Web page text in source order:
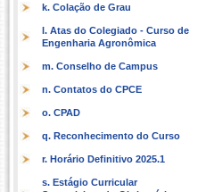
k. Colação de Grau
l. Atas do Colegiado - Curso de
Engenharia Agronômica
m. Conselho de Campus
n. Contatos do CPCE
o. CPAD
q. Reconhecimento do Curso
r. Horário Definitivo 2025.1
s. Estágio Curricular